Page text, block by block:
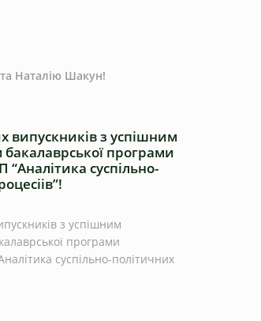
Наталію Шакун!
випускників з успішним
програми
“Аналітика суспільно-
з успішним
програми
суспільно-політичних